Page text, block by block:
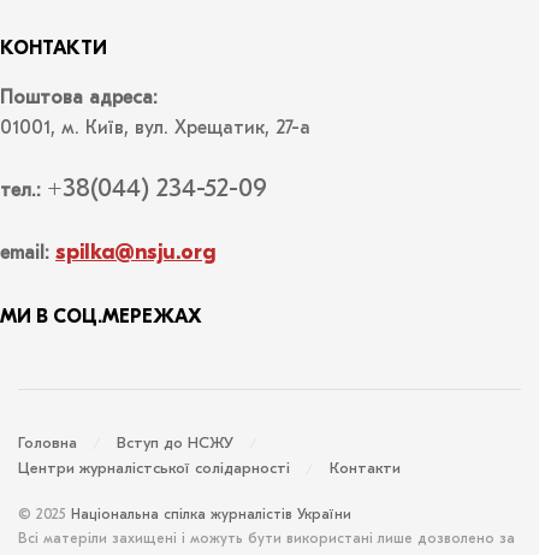
КОНТАКТИ
Поштова адреса:
01001, м. Київ, вул. Хрещатик, 27-а
тел.: +38(044) 234-52-09
email: spilka@nsju.org
МИ В СОЦ.МЕРЕЖАХ
Головна
Вступ до НСЖУ
Центри журналістської солідарності
Контакти
© 2025 Національна спілка журналістів України
Всі матеріли захищені і можуть бути використані лише дозволено за